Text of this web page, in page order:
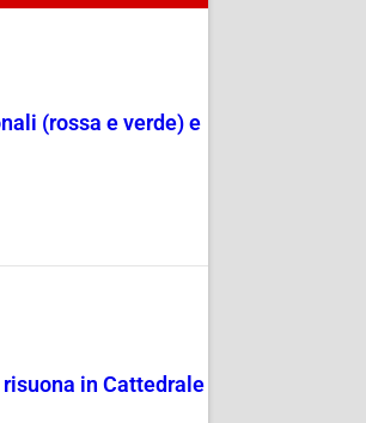
(rossa e verde) e
in Cattedrale